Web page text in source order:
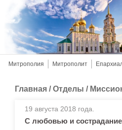
Митрополия Митрополит
Главная /Отделы /
19 августа 2018 года.
С любовью и